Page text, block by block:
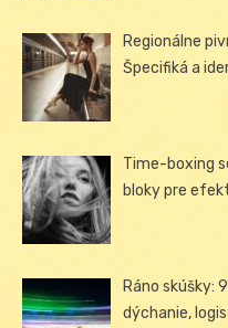
Regionálne
Špecifiká a
Time-boxing
bloky pre
Ráno skúšky:
dýchanie,